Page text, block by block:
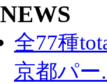
NEWS
全77種
京都パー